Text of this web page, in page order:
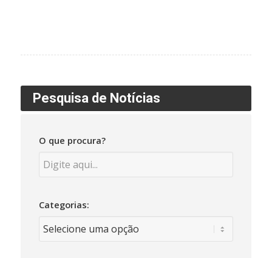
Pesquisa de Notícias
O que procura?
Categorias: